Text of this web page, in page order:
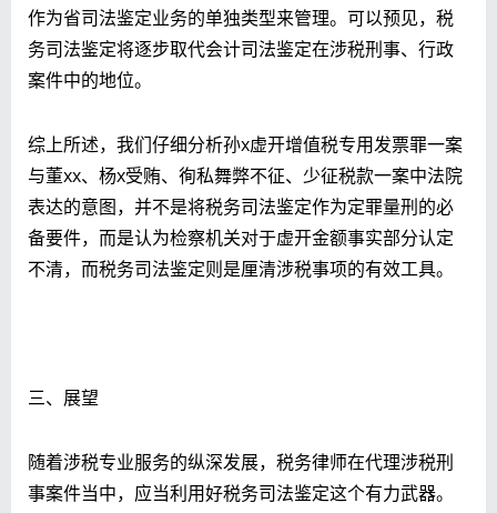
作为省司法鉴定业务的单独类型来管理。可以预见，税
务司法鉴定将逐步取代会计司法鉴定在涉税刑事、行政
案件中的地位。
综上所述，我们仔细分析孙x虚开增值税专用发票罪一案
与董xx、杨x受贿、徇私舞弊不征、少征税款一案中法院
表达的意图，并不是将税务司法鉴定作为定罪量刑的必
备要件，而是认为检察机关对于虚开金额事实部分认定
不清，而税务司法鉴定则是厘清涉税事项的有效工具。
三、展望
随着涉税专业服务的纵深发展，税务律师在代理涉税刑
事案件当中，应当利用好税务司法鉴定这个有力武器。